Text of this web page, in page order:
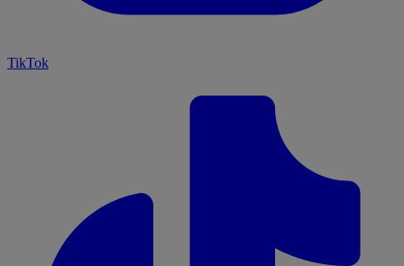
TikTok